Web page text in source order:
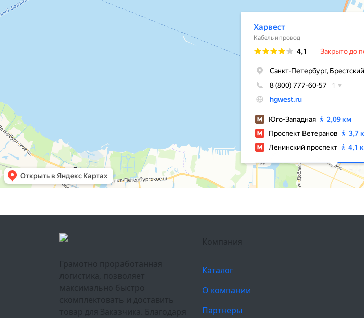
Грамотно проработанная
логистика, позволяет
максимально быстро
скомплектовать и доставить
товар для Заказчика. Благодаря
Компания
Каталог
О компании
Партнеры